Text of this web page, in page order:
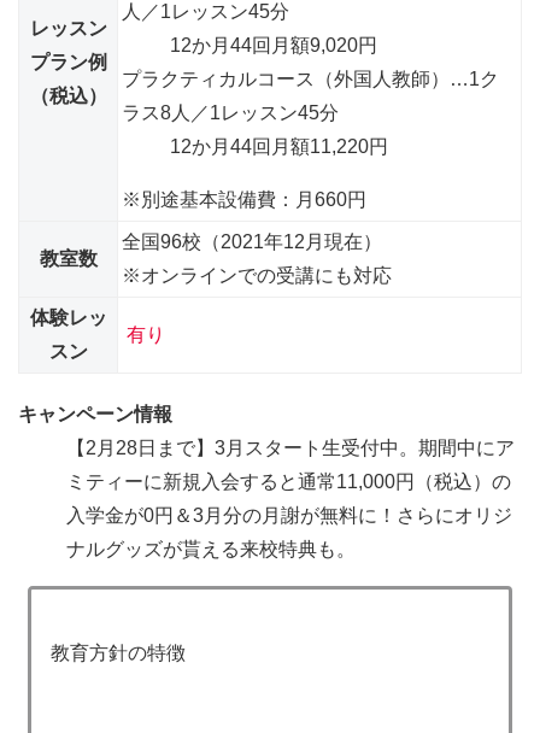
レッスン
プラン例
（税込）
人／1レッスン45分
12か月44回 月額9,020円
プラクティカルコース（外国人教師）
…1ク
ラス8人／1レッスン45分
12か月44回 月額11,220円
※別途基本設備費：月660円
教室数
全国96校（2021年12月現在）
※オンラインでの受講にも対応
体験レッ
スン
有り
キャンペーン情報
【2月28日まで】3月スタート生受付中。期間中にア
ミティーに新規入会すると通常11,000円（税込）の
入学金が0円＆3月分の月謝が無料に！ さらにオリジ
ナルグッズが貰える来校特典も。
教育方針の特徴